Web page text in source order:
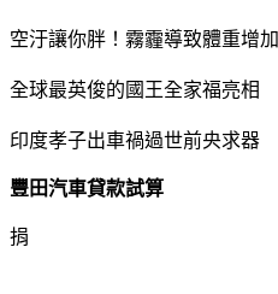
空汙讓你胖！霧霾導致體重增加
全球最英俊的國王全家福亮相
印度孝子出車禍過世前央求器
豐田汽車貸款試算
捐